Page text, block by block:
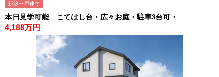
新築一戸建て
本日見学可能 こてはし台・広々お庭・駐車3台可・
4,188万円